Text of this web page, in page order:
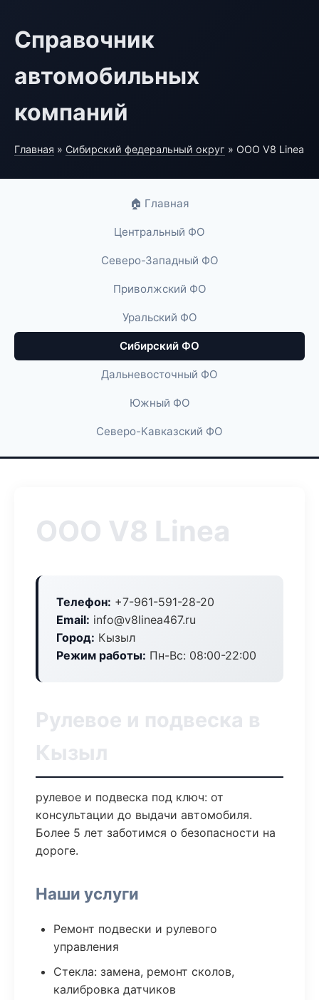
Справочник
автомобильных
компаний
Главная » Сибирский федеральный округ » ООО V8 Linea
🏠 Главная
Центральный ФО
Северо-Западный ФО
Приволжский ФО
Уральский ФО
Сибирский ФО
Дальневосточный ФО
Южный ФО
Северо-Кавказский ФО
ООО V8 Linea
Телефон: +7-961-591-28-20
Email: info@v8linea467.ru
Город: Кызыл
Режим работы: Пн-Вс: 08:00-22:00
Рулевое и подвеска в
Кызыл
рулевое и подвеска под ключ: от
консультации до выдачи автомобиля.
Более 5 лет заботимся о безопасности на
дороге.
Наши услуги
Ремонт подвески и рулевого
управления
Стекла: замена, ремонт сколов,
калибровка датчиков